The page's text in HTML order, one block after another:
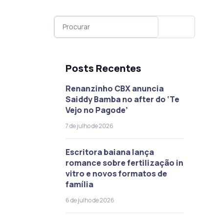
Posts Recentes
Renanzinho CBX anuncia
Saiddy Bamba no after do ‘Te
Vejo no Pagode’
7 de julho de 2026
Escritora baiana lança
romance sobre fertilização in
vitro e novos formatos de
família
6 de julho de 2026